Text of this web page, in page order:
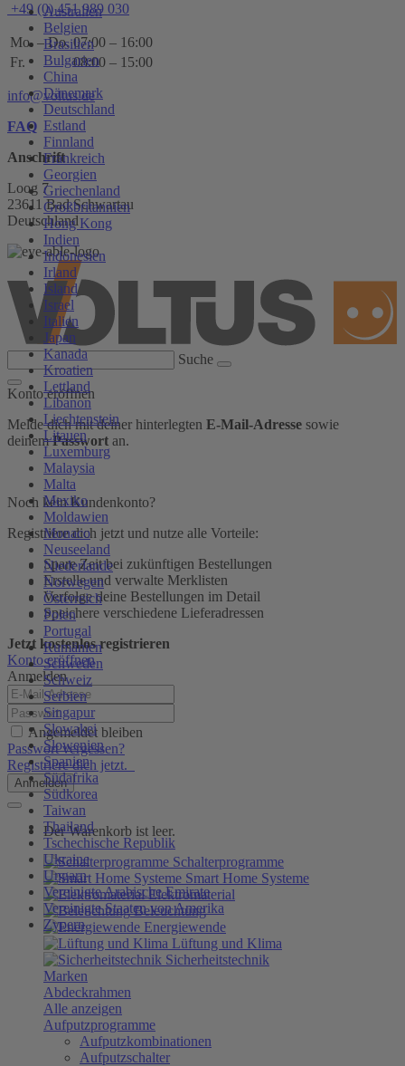
Australien
Belgien
Brasilien
Bulgarien
China
Dänemark
Deutschland
Estland
Finnland
Frankreich
Georgien
Griechenland
Großbritannien
Hong Kong
Indien
Indonesien
Irland
Island
Israel
Italien
Japan
Kanada
Kroatien
Lettland
Libanon
Liechtenstein
Litauen
Luxemburg
Malaysia
Malta
Mexiko
Moldawien
Monaco
Neuseeland
Niederlande
Norwegen
Österreich
Polen
Portugal
Rumänien
Schweden
Schweiz
Serbien
Singapur
Slowakei
Slowenien
Spanien
Südafrika
Südkorea
Taiwan
Thailand
Tschechische Republik
Ukraine
Ungarn
Vereinigte Arabische Emirate
Vereinigte Staaten von Amerika
Zypern
+49 (0) 451 989 030
Mo. – Do. 07:00 – 16:00
Fr.
08:00 – 15:00
info@voltus.de
FAQ
Anschrift
Loog 7
23611 Bad Schwartau
Deutschland
Suche
Konto eröffnen
Melde dich mit deiner hinterlegten E-Mail-Adresse sowie
deinemPasswort an.
Noch kein Kundenkonto?
Registriere dich jetzt und nutze alle Vorteile:
Spare Zeit bei zukünftigen Bestellungen
Erstelle und verwalte Merklisten
Verfolge deine Bestellungen im Detail
Speichere verschiedene Lieferadressen
Jetzt kostenlos registrieren
Konto eröffnen
Anmelden
Angemeldet bleiben
Passwort vergessen?
Registriere dich jetzt.
Anmelden
Der Warenkorb ist leer.
Schalterprogramme
Smart Home Systeme
Elektromaterial
Beleuchtung
Energiewende
Lüftung und Klima
Sicherheitstechnik
Marken
Abdeckrahmen
Alle anzeigen
Aufputzprogramme
Aufputzkombinationen
Aufputzschalter